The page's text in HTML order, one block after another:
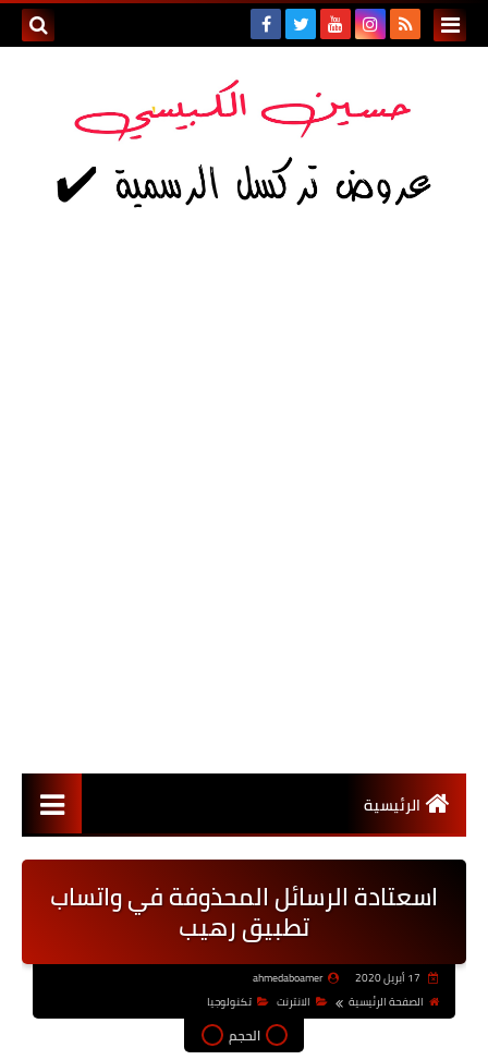
الرئيسية
اسعتادة الرسائل المحذوفة في واتساب
تطبيق رهيب
ahmedaboamer
الصفحة الرئيسية
الانترنت تكنولوجيا
الحجم